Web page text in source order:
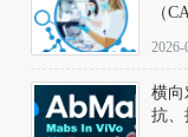
（
数（
发
力，
实
2026-
横向
抗、